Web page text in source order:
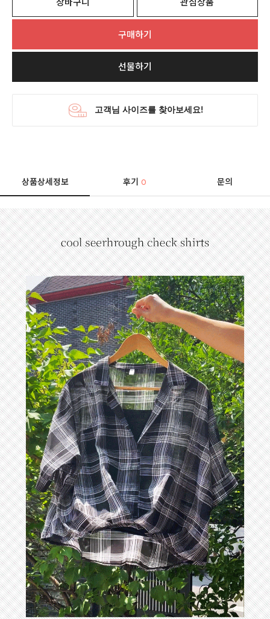
구매하기
선물하기
상품상세정보 후기0 문의